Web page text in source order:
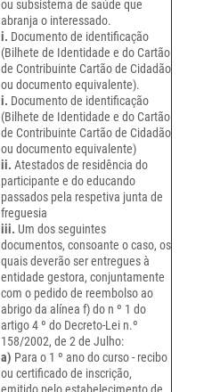
ou subsistema de saúde que
abranja o interessado.
i. Documento de identificação
(Bilhete de Identidade e do Cartão
de Contribuinte Cartão de Cidadão
ou documento equivalente).
i. Documento de identificação
(Bilhete de Identidade e do Cartão
de Contribuinte Cartão de Cidadão
ou documento equivalente)
ii. Atestados de residência do
participante e do educando
passados pela respetiva junta de
freguesia
iii. Um dos seguintes
documentos, consoante o caso, os
quais deverão ser entregues à
entidade gestora, conjuntamente
com o pedido de reembolso ao
abrigo da alínea f) do n º 1 do
artigo 4 º do Decreto-Lei n.º
158/2002, de 2 de Julho:
a) Para o 1 º ano do curso - recibo
ou certificado de inscrição,